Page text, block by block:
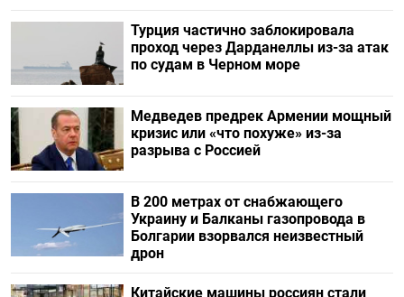
Турция частично заблокировала
проход через Дарданеллы из-за атак
по судам в Черном море
Медведев предрек Армении мощный
кризис или «что похуже» из-за
разрыва с Россией
В 200 метрах от снабжающего
Украину и Балканы газопровода в
Болгарии взорвался неизвестный
дрон
Китайские машины россиян стали